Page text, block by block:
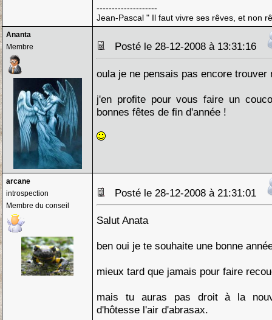
--------------------
Jean-Pascal " Il faut vivre ses rêves, et non
Ananta
Membre
Posté le 28-12-2008 à 13:31:16
oula je ne pensais pas encore trouver
j'en profite pour vous faire un
bonnes fêtes de fin d'année !
arcane
introspection
Membre du conseil
Posté le 28-12-2008 à 21:31:01
Salut Anata
ben oui je te souhaite une bonne
mieux tard que jamais pour faire
mais tu auras pas droit à la
d'hôtesse l'air d'abrasax.